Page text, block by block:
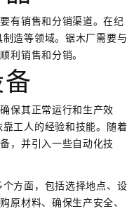
有销售和分销渠道。在纪
造等领域。锯木厂需要与
利销售和分销。
保其正常运行和生产效
工人的经验和技能。随着
，并引入一些自动化技
方面，包括选择地点、设
原材料、确保生产安全、